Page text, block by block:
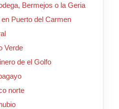
Bermejos o la Geria
Puerto del Carmen
Verde
de el Golfo
norte